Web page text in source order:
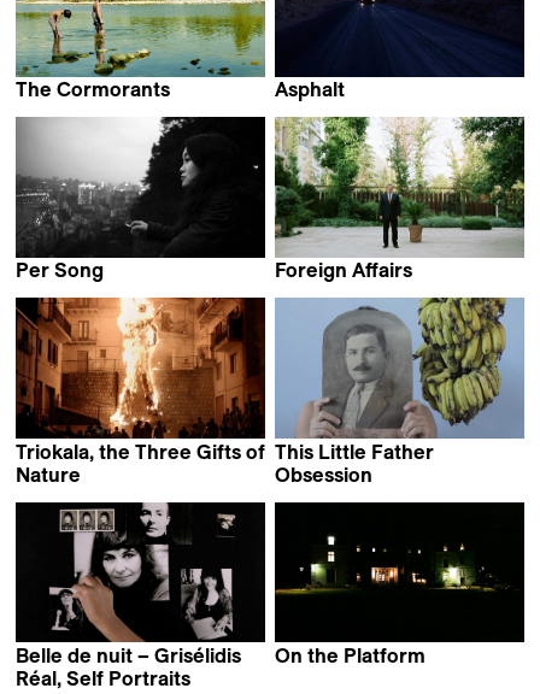
The Cormorants
Asphalt
Per Song
Foreign Affairs
Triokala, the Three Gifts of
Nature
This Little Father
Obsession
Belle de nuit – Grisélidis
Réal, Self Portraits
On the Platform